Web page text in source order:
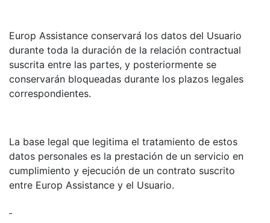
Europ Assistance conservará los datos del Usuario
durante toda la duración de la relación contractual
suscrita entre las partes, y posteriormente se
conservarán bloqueadas durante los plazos legales
correspondientes.
La base legal que legitima el tratamiento de estos
datos personales es la prestación de un servicio en
cumplimiento y ejecución de un contrato suscrito
entre Europ Assistance y el Usuario.